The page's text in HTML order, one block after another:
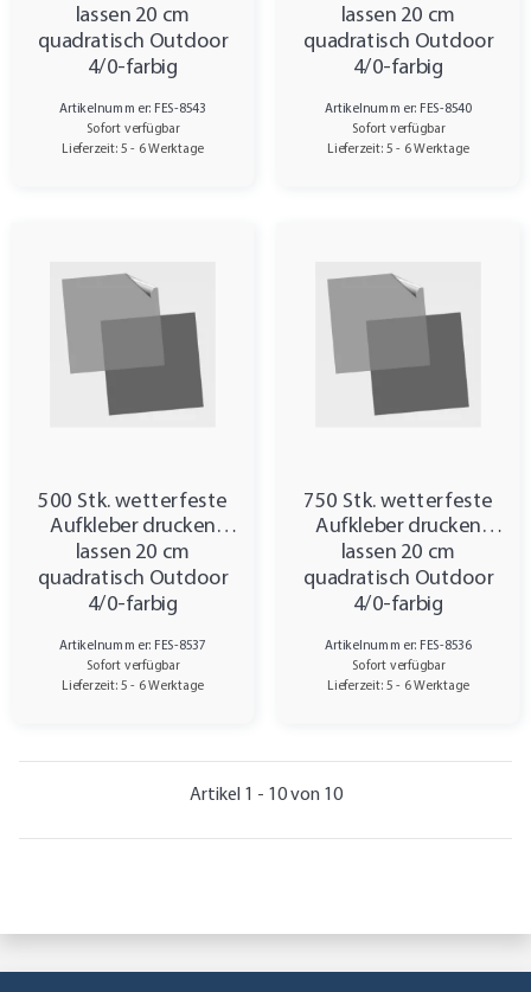
lassen 20 cm
quadratisch Outdoor
4/0-farbig
Artikelnummer: FES-8543
Sofort verfügbar
Lieferzeit: 5 - 6 Werktage
lassen 20 cm
quadratisch Outdoor
4/0-farbig
Artikelnummer: FES-8540
Sofort verfügbar
Lieferzeit: 5 - 6 Werktage
500 Stk. wetterfeste
Aufkleber drucken
lassen 20 cm
quadratisch Outdoor
4/0-farbig
Artikelnummer: FES-8537
Sofort verfügbar
Lieferzeit: 5 - 6 Werktage
750 Stk. wetterfeste
Aufkleber drucken
lassen 20 cm
quadratisch Outdoor
4/0-farbig
Artikelnummer: FES-8536
Sofort verfügbar
Lieferzeit: 5 - 6 Werktage
Artikel 1 - 10 von 10